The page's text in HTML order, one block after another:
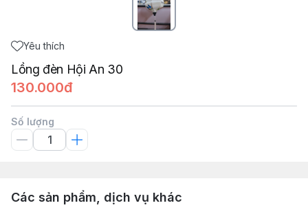
Yêu thích
Lồng đèn Hội An 30
130.000đ
Số lượng
Các sản phẩm, dịch vụ khác